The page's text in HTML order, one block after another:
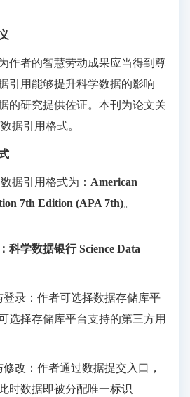
作者的智慧劳动成果应当得到尊
引用能够提升科学数据的影响
的研究提供佐证。本刊为论文关
据引用格式。
据引用格式为： American
7th Edition (APA 7th)。
科学数据银行 Science Data
登录：作者可选择数据存储库平
选择存储库平台支持的第三方用
修改：作者通过数据提交入口，
时数据即被分配唯一标识